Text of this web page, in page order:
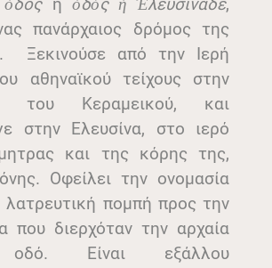
ὁδός ή ὁδὸς ἡ Ἐλευσινάδε,
πανάρχαιος δρόμος της
Ξεκινούσε από την Ιερή
αθηναϊκού τείχους στην
του Κεραμεικού, και
στην Ελευσίνα, στο ιερό
και της κόρης της,
Οφείλει την ονομασία
πομπή προς την
που διερχόταν την αρχαία
Είναι εξάλλου